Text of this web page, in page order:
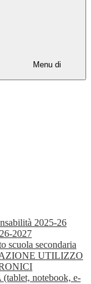
Menu di
2025-26
2027
scuola secondaria
UTILIZZO
notebook, e-